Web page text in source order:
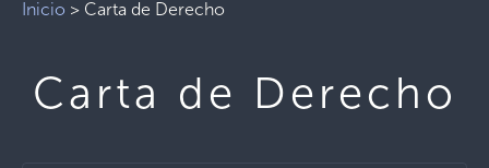
Inicio > Carta de Derecho
Carta de Derecho